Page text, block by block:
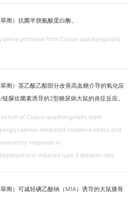
阁）抗菌半胱氨酸蛋白酶。
protease from Cissus quadrangularis
阁）茎乙酸乙酯部分改善高血糖介导的氧化应
脲佐菌素诱导的2型糖尿病大鼠的炎症反应。
of Cissus quadrangularis stem
mediated oxidative stress and
response in
induced type 2 diabetic rats.
阁）可减轻碘乙酸钠（MIA）诱导的大鼠膝骨